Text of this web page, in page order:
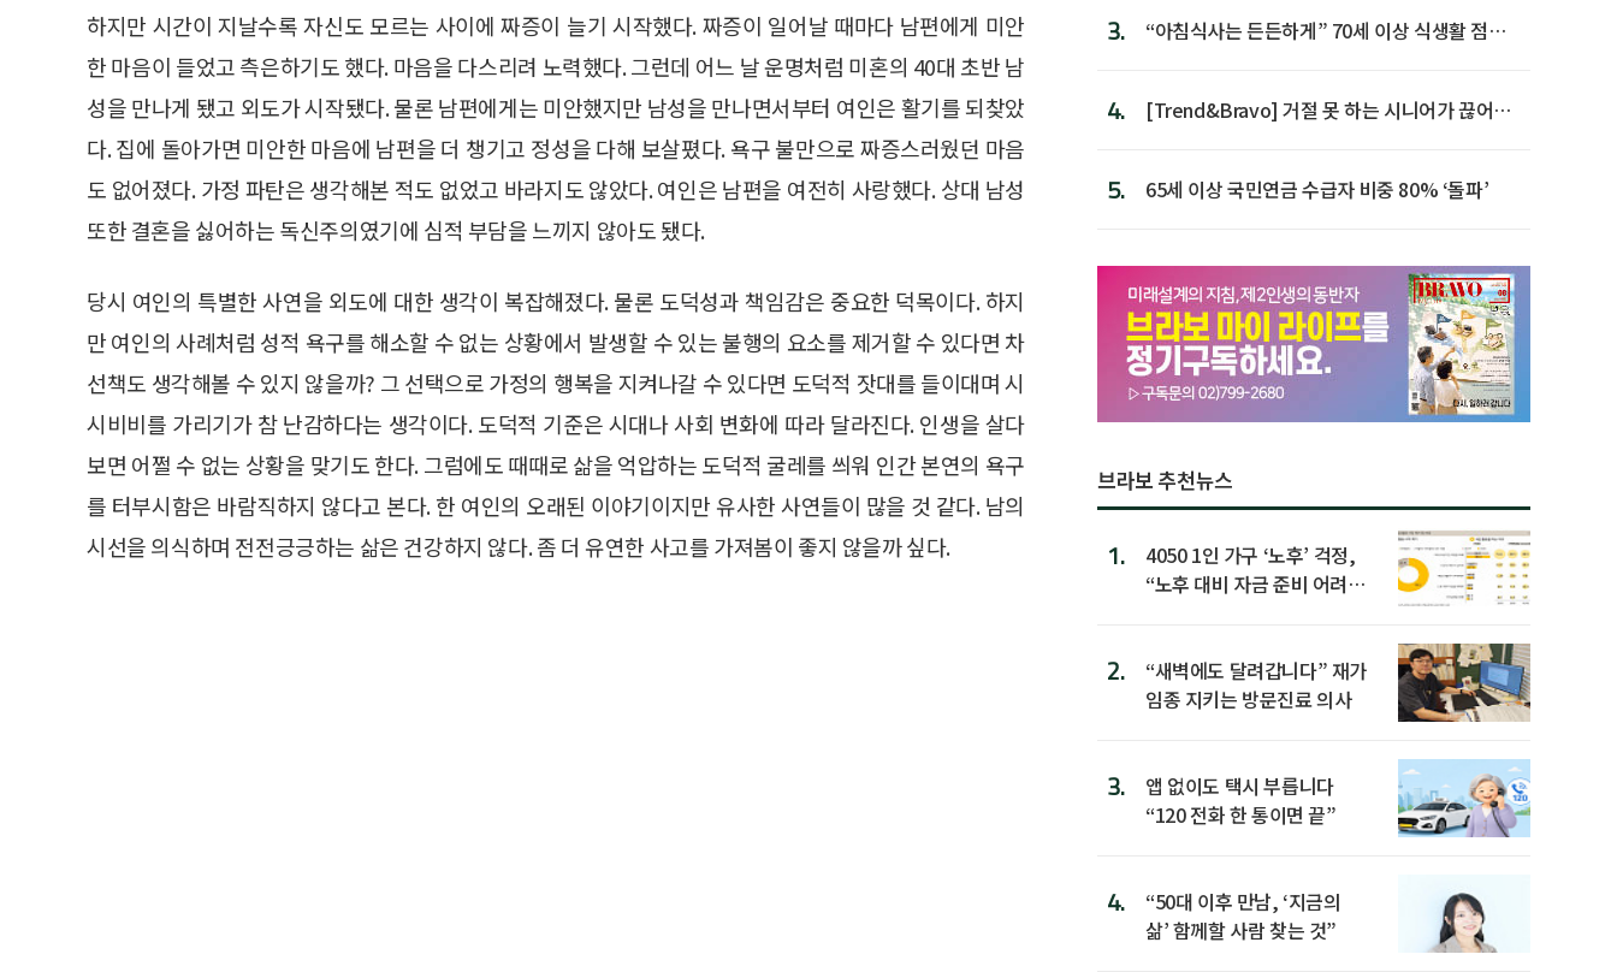
하지만 시간이 지날수록 자신도 모르는 사이에 짜증이 늘기 시작했다. 짜증이 일어날 때마다 남편에게 미안
한 마음이 들었고 측은하기도 했다. 마음을 다스리려 노력했다. 그런데 어느 날 운명처럼 미혼의 40대 초반 남
성을 만나게 됐고 외도가 시작됐다. 물론 남편에게는 미안했지만 남성을 만나면서부터 여인은 활기를 되찾았
다. 집에 돌아가면 미안한 마음에 남편을 더 챙기고 정성을 다해 보살폈다. 욕구 불만으로 짜증스러웠던 마음
도 없어졌다. 가정 파탄은 생각해본 적도 없었고 바라지도 않았다. 여인은 남편을 여전히 사랑했다. 상대 남성
또한 결혼을 싫어하는 독신주의였기에 심적 부담을 느끼지 않아도 됐다.
당시 여인의 특별한 사연을 외도에 대한 생각이 복잡해졌다. 물론 도덕성과 책임감은 중요한 덕목이다. 하지
만 여인의 사례처럼 성적 욕구를 해소할 수 없는 상황에서 발생할 수 있는 불행의 요소를 제거할 수 있다면 차
선책도 생각해볼 수 있지 않을까? 그 선택으로 가정의 행복을 지켜나갈 수 있다면 도덕적 잣대를 들이대며 시
시비비를 가리기가 참 난감하다는 생각이다. 도덕적 기준은 시대나 사회 변화에 따라 달라진다. 인생을 살다
보면 어쩔 수 없는 상황을 맞기도 한다. 그럼에도 때때로 삶을 억압하는 도덕적 굴레를 씌워 인간 본연의 욕구
를 터부시함은 바람직하지 않다고 본다. 한 여인의 오래된 이야기이지만 유사한 사연들이 많을 것 같다. 남의
시선을 의식하며 전전긍긍하는 삶은 건강하지 않다. 좀 더 유연한 사고를 가져봄이 좋지 않을까 싶다.
3.
“아침식사는 든든하게” 70세 이상 식생활 점수
4.
[Trend&Bravo] 거절 못 하는 시니어가 끊어야
5. 65세 이상 국민연금 수급자 비중 80% ‘돌파’
브라보 추천뉴스
1.
4050 1인 가구 ‘노후’ 걱정,
“노후 대비 자금 준비 어려
2.
“새벽에도 달려갑니다” 재가
임종 지키는 방문진료 의사
3.
앱 없이도 택시 부릅니다
“120 전화 한 통이면 끝”
4.
“50대 이후 만남, ‘지금의
삶’ 함께할 사람 찾는 것”